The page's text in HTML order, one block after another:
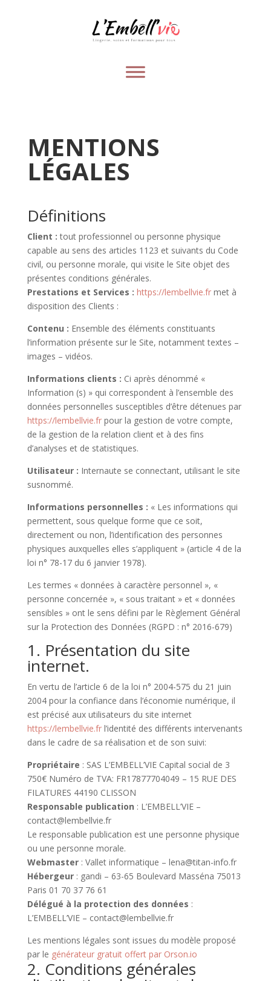
MENTIONS
LÉGALES
Définitions
Client : tout professionnel ou personne physique
capable au sens des articles 1123 et suivants du Code
civil, ou personne morale, qui visite le Site objet des
présentes conditions générales.
Prestations et Services : https://lembellvie.frmet à
disposition des Clients :
Contenu : Ensemble des éléments constituants
l’information présente sur le Site, notamment textes –
images – vidéos.
Informations clients : Ci après dénommé «
Information (s) » qui correspondent à l’ensemble des
données personnelles susceptibles d’être détenues par
https://lembellvie.frpour la gestion de votre compte,
de la gestion de la relation client et à des fins
d’analyses et de statistiques.
Utilisateur : Internaute se connectant, utilisant le site
susnommé.
Informations personnelles : « Les informations qui
permettent, sous quelque forme que ce soit,
directement ou non, l’identification des personnes
physiques auxquelles elles s’appliquent » (article 4 de la
loi n° 78-17 du 6 janvier 1978).
Les termes « données à caractère personnel », «
personne concernée », « sous traitant » et « données
sensibles » ont le sens défini par le Règlement Général
sur la Protection des Données (RGPD : n° 2016-679)
1. Présentation du site
internet.
En vertu de l’article 6 de la loi n° 2004-575 du 21 juin
2004 pour la confiance dans l’économie numérique, il
est précisé aux utilisateurs du site internet
https://lembellvie.frl’identité des différents intervenants
dans le cadre de sa réalisation et de son suivi:
Propriétaire : SAS L’EMBELL’VIE Capital social de 3
750€ Numéro de TVA: FR17877704049 – 15 RUE DES
FILATURES 44190 CLISSON
Responsable publication : L’EMBELL’VIE –
contact@lembellvie.fr
Le responsable publication est une personne physique
ou une personne morale.
Webmaster: Vallet informatique – lena@titan-info.fr
Hébergeur: gandi – 63-65 Boulevard Masséna 75013
Paris 01 70 37 76 61
Délégué à la protection des données :
L’EMBELL’VIE – contact@lembellvie.fr
Les mentions légales sont issues du modèle proposé
par le générateur gratuit offert par Orson.io
2. Conditions générales